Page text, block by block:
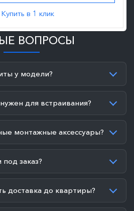
Купить в 1 клик
ВОПРОСЫ
у модели?
для встраивания?
монтажные аксессуары?
заказ?
доставка до квартиры?